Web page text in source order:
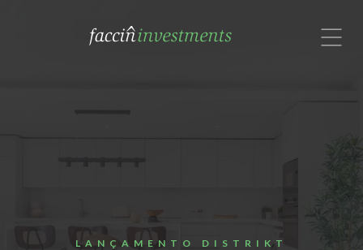
com um especialista no Brasil.
LANÇAMENTO DISTRIKT